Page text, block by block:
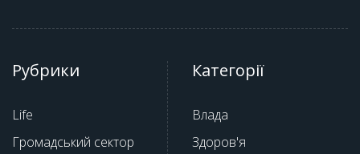
Рубрики
Life
Громадський сектор
Категорії
Влада
Здоров'я